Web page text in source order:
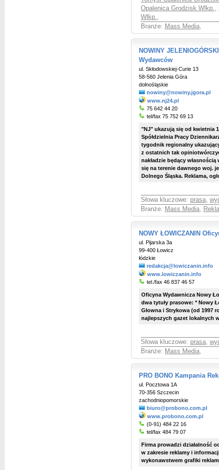
Opalenica Grodzisk Wlkp.,
Wlkp.,
Branże: Mass Media,
NOWINY
Wydawców
ul. Skłodowskiej-Curie 13
58-560 Jelenia Góra
dolnośląskie
nowiny@nowiny.jgora.pl
www.nj24.pl
75 642 44 20
tel/fax 75 752 69 13
"NJ" ukazują się od kwietnia
Spółdzielnia Pracy
tygodnik regionalny
z ostatnich tak
nakładzie będący
się na terenie dawnego woj.
Dolnego Śląska. Reklama,
Słowa kluczowe: prasa,
Branże: Mass Media,
NOWY ŁOWICZANIN
ul. Pijarska 3a
99-400 Łowicz
łódzkie
redakcja@lowiczanin.info
www.lowiczanin.info
tel./fax 46 837 46 57
Oficyna Wydawnicza Nowy
dwa tytuły prasowe: * Nowy
Głowna i Strykowa (od 1997
najlepszych gazet lokalnych
Słowa kluczowe: prasa,
Branże: Mass Media,
PRO BONO Kampania
ul. Pocztowa 1A
70-356 Szczecin
zachodniopomorskie
biuro@probono.com.pl
www.probono.com.pl
(0-91) 484 22 16
tel/fax 484 79 07
Firma prowadzi działalność
w zakresie reklamy i
wykonawstwem grafiki